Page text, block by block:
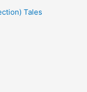
Tales